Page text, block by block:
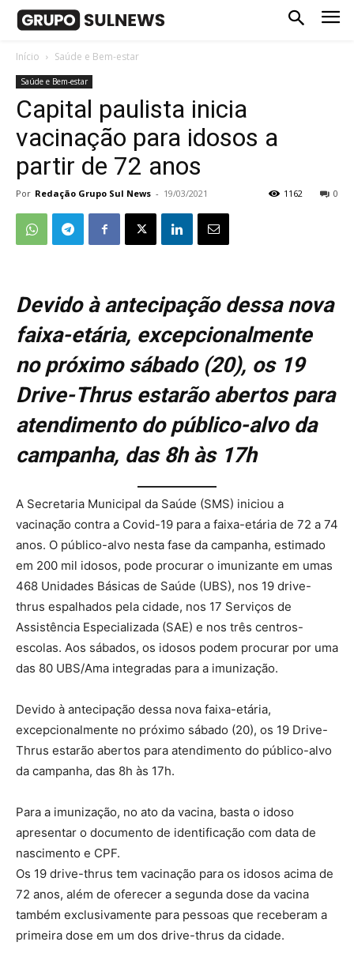
Início Saúde e Bem-estar
Saúde e Bem-estar
Capital paulista inicia
vacinação para idosos a
partir de 72 anos
Por Redação Grupo Sul News - 19/03/2021 0
1162
Devido à antecipação dessa nova
faixa-etária, excepcionalmente
no próximo sábado (20), os 19
Drive-Thrus estarão abertos para
atendimento do público-alvo da
campanha, das 8h às 17h
A Secretaria Municipal da Saúde (SMS) iniciou a
vacinação contra a Covid-19 para a faixa-etária de 72 a 74
anos. O público-alvo nesta fase da campanha, estimado
em 200 mil idosos, pode procurar o imunizante em umas
468 Unidades Básicas de Saúde (UBS), nos 19 drive-
thrus espalhados pela cidade, nos 17 Serviços de
Assistência Especializada (SAE) e nos três centros-
escolas. Aos sábados, os idosos podem procurar por uma
das 80 UBS/Ama integradas para a imunização.
Devido à antecipação dessa nova faixa-etária,
excepcionalmente no próximo sábado (20), os 19 Drive-
Thrus estarão abertos para atendimento do público-alvo
da campanha, das 8h às 17h.
Para a imunização, no ato da vacina, basta o idoso
apresentar o documento de identificação com data de
nascimento e CPF.
Os 19 drive-thrus tem vacinação para os idosos acima de
72 anos, além de oferecer a segunda dose da vacina
também exclusivamente para pessoas que receberam a
primeira dose em um dos drive-thrus da cidade.